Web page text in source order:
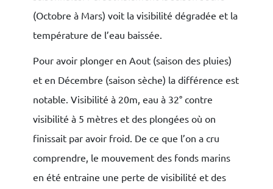
(Octobre à Mars) voit la visibilité dégradée et la
température de l’eau baissée.
Pour avoir plonger en Aout (saison des pluies)
et en Décembre (saison sèche) la différence est
notable. Visibilité à 20m, eau à 32° contre
visibilité à 5 mètres et des plongées où on
finissait par avoir froid. De ce que l’on a cru
comprendre, le mouvement des fonds marins
en été entraine une perte de visibilité et des